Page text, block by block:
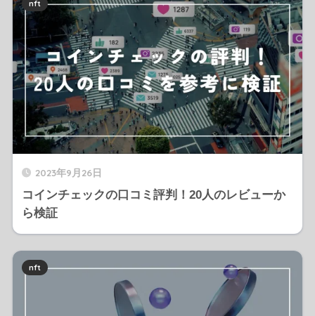
2023年9月26日
コインチェックの口コミ評判！20人のレビューか
ら検証
nft
nft